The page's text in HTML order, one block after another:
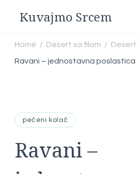
Kuvajmo Srcem
Home / Desert sa filom / Desert
Ravani – jednostavna poslastica
pečeni kolač
Ravani –